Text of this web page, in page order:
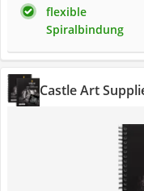
flexible
Spiralbindung
Castle Art